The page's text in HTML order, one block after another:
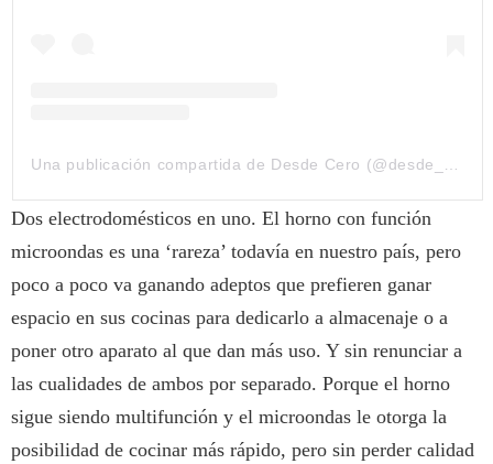
Una publicación compartida de Desde Cero (@desde__cero__)
Dos electrodomésticos en uno. El horno con función
microondas es una ‘rareza’ todavía en nuestro país, pero
poco a poco va ganando adeptos que prefieren ganar
espacio en sus cocinas para dedicarlo a almacenaje o a
poner otro aparato al que dan más uso. Y sin renunciar a
las cualidades de ambos por separado. Porque el horno
sigue siendo multifunción y el microondas le otorga la
posibilidad de cocinar más rápido, pero sin perder calidad